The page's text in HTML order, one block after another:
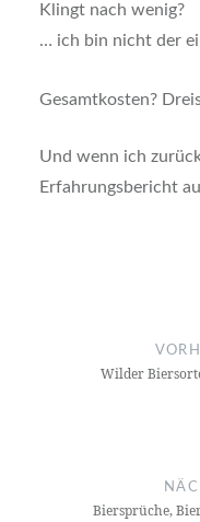
Klingt nach wenig?
… ich bin nicht der
Gesamtkosten?
Und wenn ich
Erfahrungsbericht
Navigation
Wilder
Biersprüche,